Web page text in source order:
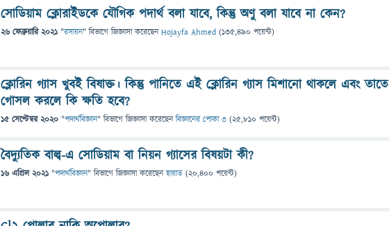
সোডিয়াম ক্লোরাইডকে যৌগিক পদার্থ বলা যাবে, কিন্তু অণু বলা যাবে না কেন?
26 ফেব্রুয়ারি 2021 "রসায়ন" বিভাগে জিজ্ঞাসাকরেছেনHojayfa Ahmed (135,490 পয়েন্ট)
ক্লোরিন গ্যাস খুবই বিষাক্ত। কিন্তু পানিতে এই ক্লোরিন গ্যাস মিশানো থাকলে এবং তাতে
গোসল করলে কি ক্ষতি হবে?
15 সেপ্টেম্বর 2020 "পদার্থবিজ্ঞান" বিভাগে জিজ্ঞাসাকরেছেনবিজ্ঞানের পোকা ৩ (25,810 পয়েন্ট)
বৈদ্যুতিক বাল্ব-এ সোডিয়াম বা নিয়ন গ্যাসের বিষয়টা কী?
16 এপ্রিল 2021 "পদার্থবিজ্ঞান" বিভাগে জিজ্ঞাসাকরেছেনহায়াত (20,400 পয়েন্ট)